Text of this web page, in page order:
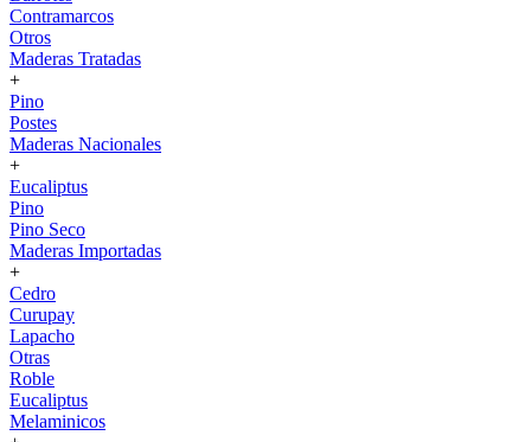
Contramarcos
Otros
Maderas Tratadas
+
Pino
Postes
Maderas Nacionales
+
Eucaliptus
Pino
Pino Seco
Maderas Importadas
+
Cedro
Curupay
Lapacho
Otras
Roble
Eucaliptus
Melaminicos